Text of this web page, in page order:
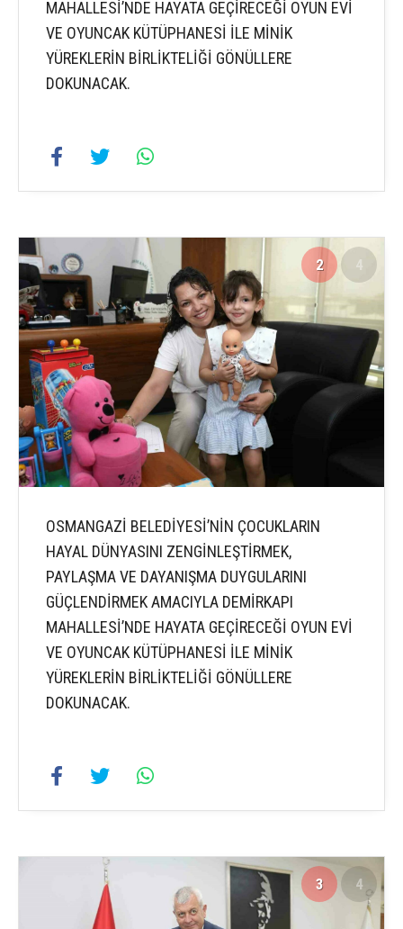
MAHALLESİ’NDE HAYATA GEÇİRECEĞİ OYUN EVİ
VE OYUNCAK KÜTÜPHANESİ İLE MİNİK
YÜREKLERİN BİRLİKTELİĞİ GÖNÜLLERE
DOKUNACAK.
2 4
OSMANGAZİ BELEDİYESİ’NİN ÇOCUKLARIN
HAYAL DÜNYASINI ZENGİNLEŞTİRMEK,
PAYLAŞMA VE DAYANIŞMA DUYGULARINI
GÜÇLENDİRMEK AMACIYLA DEMİRKAPI
MAHALLESİ’NDE HAYATA GEÇİRECEĞİ OYUN EVİ
VE OYUNCAK KÜTÜPHANESİ İLE MİNİK
YÜREKLERİN BİRLİKTELİĞİ GÖNÜLLERE
DOKUNACAK.
3 4